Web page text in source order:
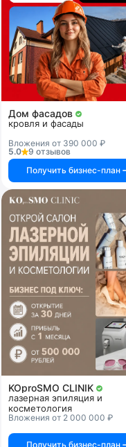
Дом фасадов
кровля и фасады
Вложения от 390 000 ₽
5.0
9 отзывов
Получить бизнес-план
KOproSMO CLINIK
лазерная эпиляция и
косметология
Вложения от 2 000 000 ₽
Получить бизнес-план